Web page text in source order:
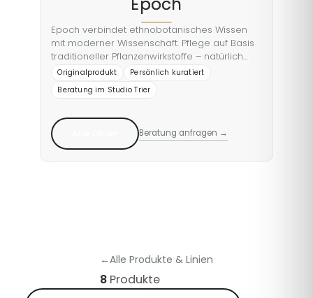
Epoch verbindet ethnobotanisches Wissen
mit moderner Wissenschaft. Pflege auf Basis
traditioneller Pflanzenwirkstoffe – natürlich
inspiriert, nachhaltig gedacht.
Originalprodukt
Persönlich kuratiert
Beratung im Studio Trier
Beratung anfragen →
←Alle Produkte & Linien
8 Produkte